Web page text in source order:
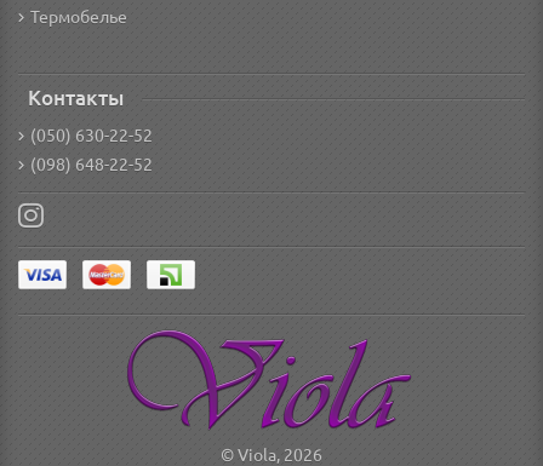
Термобелье
Контакты
(050) 630-22-52
(098) 648-22-52
© Viola, 2026